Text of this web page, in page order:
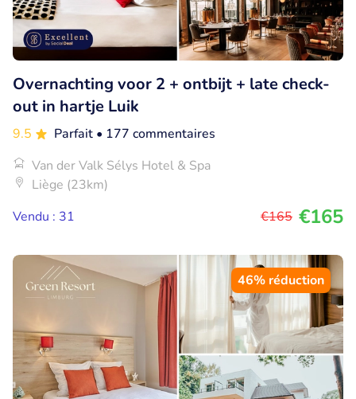
Overnachting voor 2 + ontbijt + late check-
out in hartje Luik
9.5 Parfait • 177 commentaires
Van der Valk Sélys Hotel & Spa
Liège (23km)
Vendu : 31
€165 €165
46% réduction